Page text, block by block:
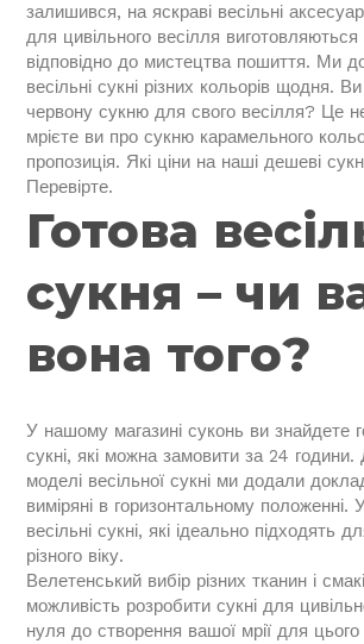
залишився, на яскраві весільні
для цивільного весілля виготовляються
відповідно до мистецтва пошиття. Ми
весільні сукні різних кольорів щодня.
червону сукню для свого весілля? Це
мрієте ви про сукню карамельного
пропозиція. Які ціни на наші дешеві
Перевірте.
Готова
сукня – чи
вона того?
У нашому магазині суконь ви знайдете
сукні, які можна замовити за 24 години.
моделі весільної сукні ми додали
виміряні в горизонтальному положенні.
весільні сукні, які ідеально підходять
різного віку.
Велетенський вибір різних тканин і
можливість розробити сукні для
нуля до створення вашої мрії для